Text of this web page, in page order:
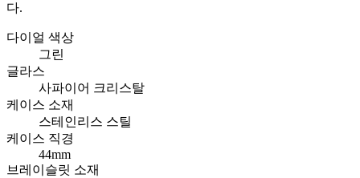
다.
다이얼 색상
그린
글라스
사파이어 크리스탈
케이스 소재
스테인리스 스틸
케이스 직경
44mm
브레이슬릿 소재